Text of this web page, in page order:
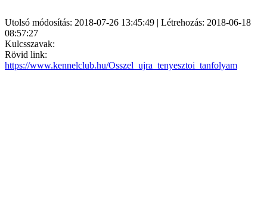
Utolsó módosítás: 2018-07-26 13:45:49 | Létrehozás: 2018-06-18
08:57:27
Kulcsszavak:
Rövid link:
https://www.kennelclub.hu/Osszel_ujra_tenyesztoi_tanfolyam